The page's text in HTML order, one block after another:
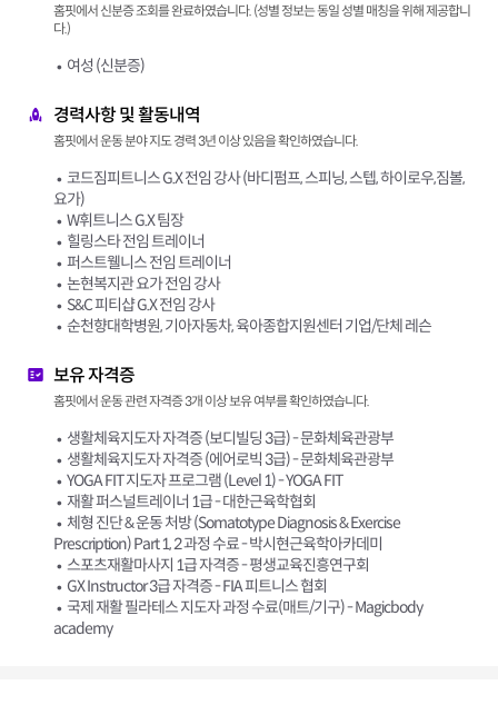
홈핏에서 신분증 조회를 완료하였습니다. (성별 정보는 동일 성별 매칭을 위해 제공합니
다.)
여성 (신분증)
경력사항 및 활동내역
홈핏에서 운동 분야 지도 경력 3년 이상 있음을 확인하였습니다.
코드짐피트니스 G.X 전임 강사 (바디펌프, 스피닝, 스텝, 하이로우,짐볼,
요가)
W휘트니스 G.X 팀장
힐링스타 전임 트레이너
퍼스트웰니스 전임 트레이너
논현복지관 요가 전임 강사
S&C 피티샵 G.X 전임 강사
순천향대학병원, 기아자동차, 육아종합지원센터 기업/단체 레슨
보유 자격증
홈핏에서 운동 관련 자격증 3개 이상 보유 여부를 확인하였습니다.
생활체육지도자 자격증 (보디빌딩 3급) - 문화체육관광부
생활체육지도자 자격증 (에어로빅 3급) - 문화체육관광부
YOGA FIT 지도자 프로그램 (Level 1) - YOGA FIT
재활 퍼스널트레이너 1급 - 대한근육학협회
체형 진단 & 운동 처방 (Somatotype Diagnosis & Exercise
Prescription) Part 1, 2 과정 수료 - 박시현근육학아카데미
스포츠재활마사지 1급 자격증 - 평생교육진흥연구회
GX Instructor 3급 자격증 - FIA 피트니스 협회
국제 재활 필라테스 지도자 과정 수료(매트/기구) - Magicbody
academy